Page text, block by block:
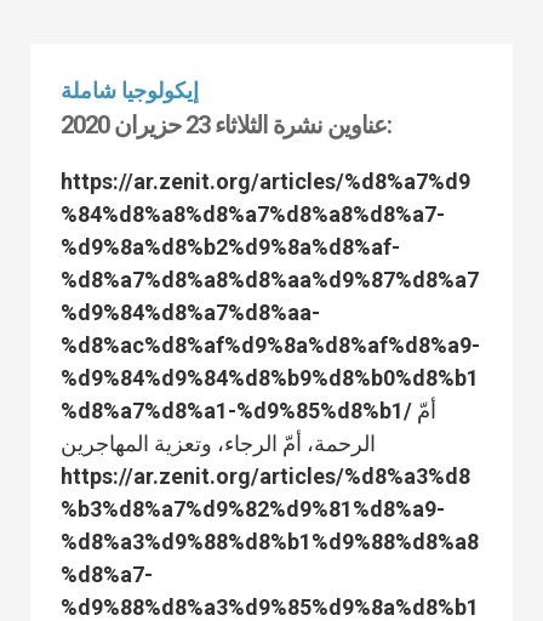
إيكولوجيا شاملة
عناوين نشرة الثلاثاء 23 حزيران 2020:
https://ar.zenit.org/articles/%d8%a7%d9
%84%d8%a8%d8%a7%d8%a8%d8%a7-
%d9%8a%d8%b2%d9%8a%d8%af-
%d8%a7%d8%a8%d8%aa%d9%87%d8%a7
%d9%84%d8%a7%d8%aa-
%d8%ac%d8%af%d9%8a%d8%af%d8%a9-
%d9%84%d9%84%d8%b9%d8%b0%d8%b1
%d8%a7%d8%a1-%d9%85%d8%b1/ أمّ
الرحمة، أمّ الرجاء، وتعزية المهاجرين
https://ar.zenit.org/articles/%d8%a3%d8
%b3%d8%a7%d9%82%d9%81%d8%a9-
%d8%a3%d9%88%d8%b1%d9%88%d8%a8
%d8%a7-
%d9%88%d8%a3%d9%85%d9%8a%d8%b1